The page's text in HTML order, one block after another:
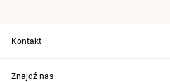
Kontakt
Znajdź nas